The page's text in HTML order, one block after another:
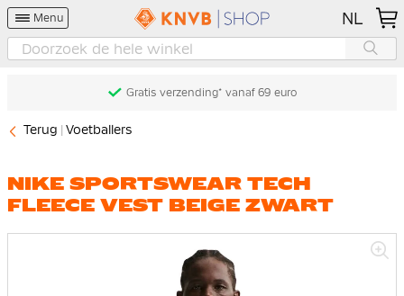
Menu NL
Gratis verzending* vanaf 69 euro
Terug Voetballers
NIKE SPORTSWEAR TECH
FLEECE VEST BEIGE ZWART